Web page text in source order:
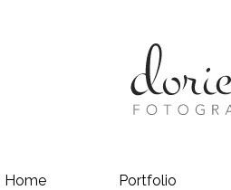
Home Portfolio